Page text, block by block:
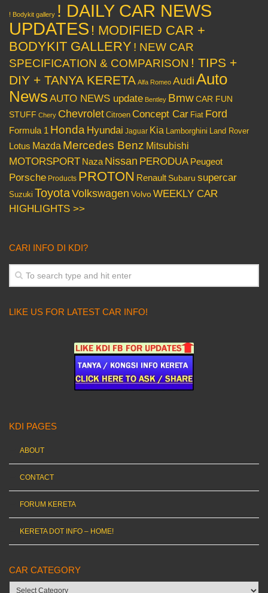
! Bodykit gallery ! DAILY CAR NEWS
UPDATES ! MODIFIED CAR +
BODYKIT GALLERY ! NEW CAR
SPECIFICATION & COMPARISON ! TIPS +
DIY + TANYA KERETA Alfa Romeo Audi Auto
News AUTO NEWS update Bentley BmwCAR FUN
STUFF Chery Chevrolet Citroen Concept Car Fiat Ford
Formula 1 Honda Hyundai Jaguar Kia Lamborghini Land Rover
Lotus Mazda Mercedes Benz Mitsubishi
MOTORSPORT Naza Nissan PERODUA Peugeot
Porsche Products PROTON Renault Subaru supercar
Suzuki ToyotaVolkswagen VolvoWEEKLY CAR
HIGHLIGHTS >>
CARI INFO DI KDI?
LIKE US FOR LATEST CAR INFO!
KDI PAGES
ABOUT
CONTACT
FORUM KERETA
KERETA DOT INFO – HOME!
CAR CATEGORY
Car